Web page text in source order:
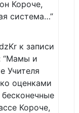
Короче,
система…”
к записи
“Мамы и
Учителя
оценками
Короче,